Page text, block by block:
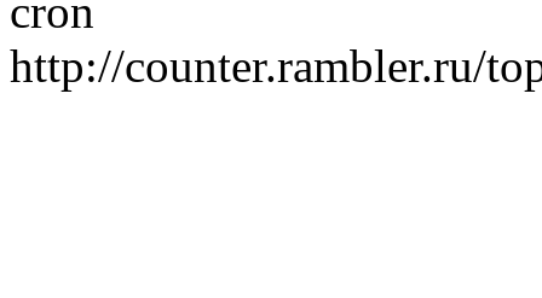
http://counter.rambler.ru/